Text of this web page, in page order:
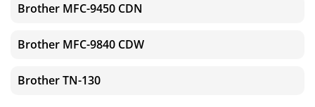
Brother MFC-9450 CDN
Brother MFC-9840 CDW
Brother TN-130